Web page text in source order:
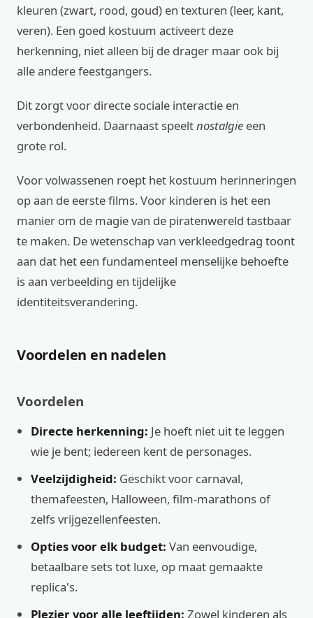
kleuren (zwart, rood, goud) en texturen (leer, kant,
veren). Een goed kostuum activeert deze
herkenning, niet alleen bij de drager maar ook bij
alle andere feestgangers.
Dit zorgt voor directe sociale interactie en
verbondenheid. Daarnaast speeltnostalgie een
grote rol.
Voor volwassenen roept het kostuum herinneringen
op aan de eerste films. Voor kinderen is het een
manier om de magie van de piratenwereld tastbaar
te maken. De wetenschap van verkleedgedrag toont
aan dat het een fundamenteel menselijke behoefte
is aan verbeelding en tijdelijke
identiteitsverandering.
Voordelen en nadelen
Voordelen
Directe herkenning: Je hoeft niet uit te leggen
wie je bent; iedereen kent de personages.
Veelzijdigheid: Geschikt voor carnaval,
themafeesten, Halloween, film-marathons of
zelfs vrijgezellenfeesten.
Opties voor elk budget: Van eenvoudige,
betaalbare sets tot luxe, op maat gemaakte
replica's.
Plezier voor alle leeftijden: Zowel kinderen als